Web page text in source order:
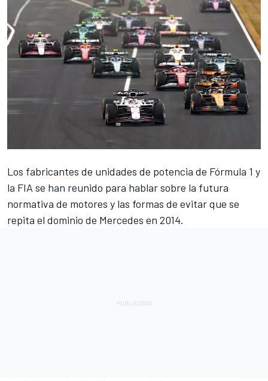
Los fabricantes de unidades de potencia de Fórmula 1 y
la FIA se han reunido para hablar sobre la futura
normativa de motores y las formas de evitar que se
repita el dominio de Mercedes en 2014.